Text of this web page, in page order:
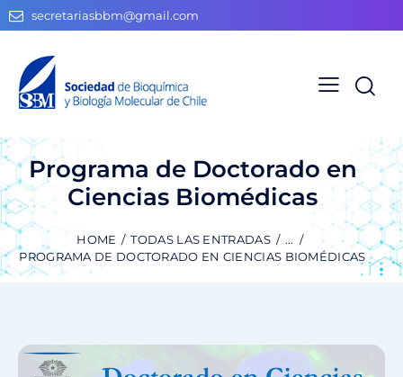
secretariasbbm@gmail.com
Programa de Doctorado en
Ciencias Biomédicas
HOME TODAS LAS ENTRADAS
...
PROGRAMA DE DOCTORADO EN CIENCIAS BIOMÉDICAS